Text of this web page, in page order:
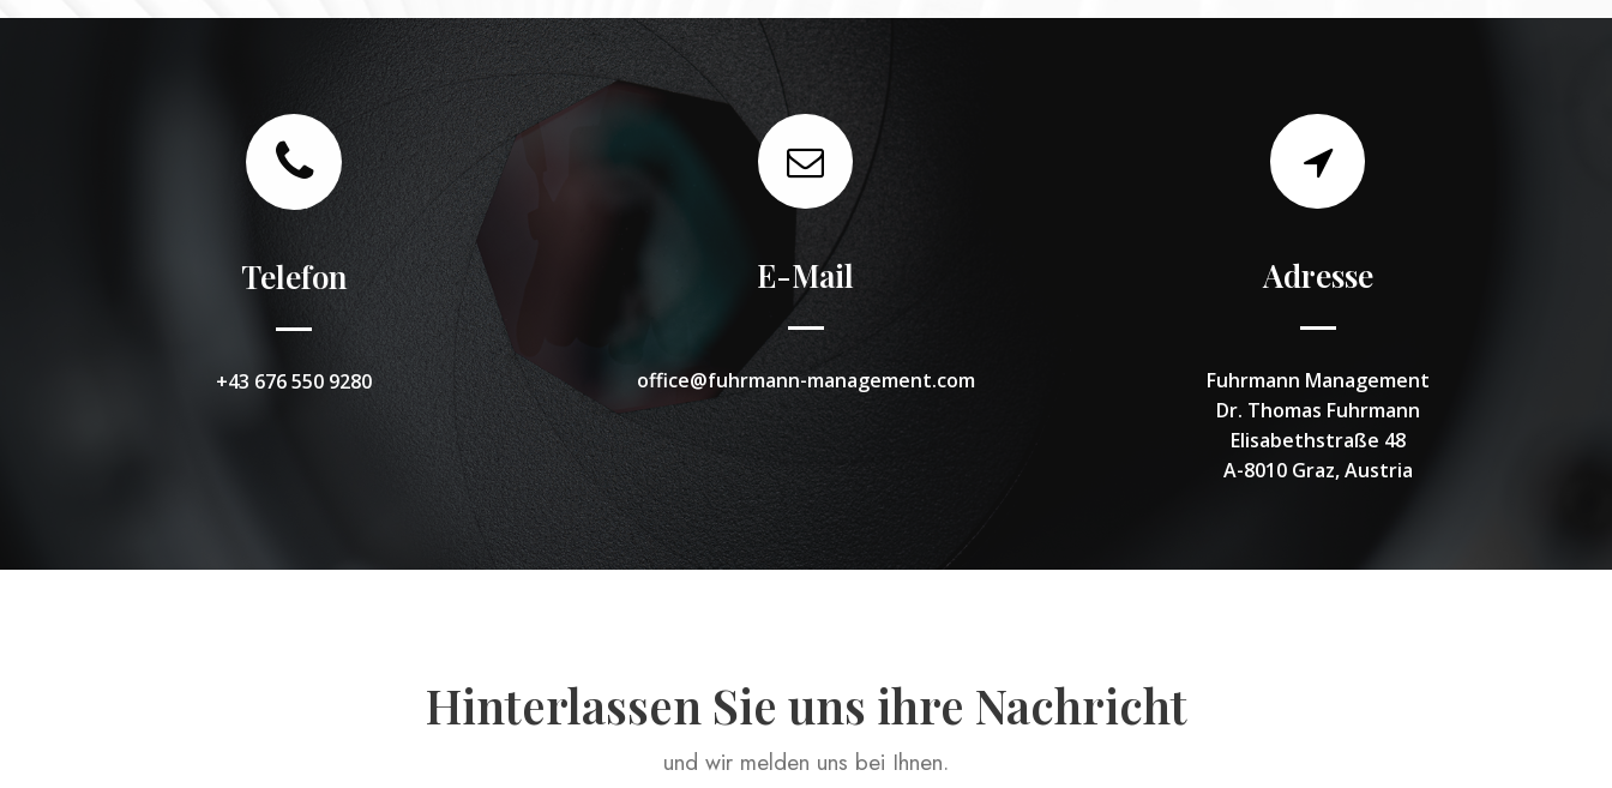
Telefon
+43 676 550 9280
E-Mail
office@fuhrmann-management.com
Adresse
Fuhrmann Management
Dr. Thomas Fuhrmann
Elisabethstraße 48
A-8010 Graz, Austria
Hinterlassen Sie uns ihre Nachricht
und wir melden uns bei Ihnen.